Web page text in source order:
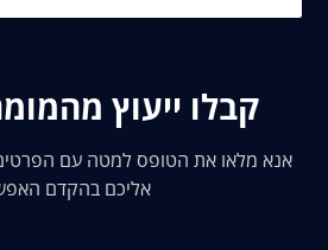
קבלו ייעוץ
אנא מלאו את הטופס למטה עם הפרטים
אליכם בהקדם